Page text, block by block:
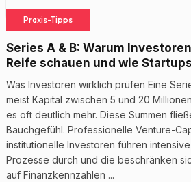
Praxis-Tipps
Series A & B: Warum
Reife schauen und wie
Was Investoren wirklich prüfen Eine
meist Kapital zwischen 5 und 20
es oft deutlich mehr. Diese Summen
Bauchgefühl. Professionelle Venture-
institutionelle Investoren führen
Prozesse durch und die beschränken
auf Finanzkennzahlen ...